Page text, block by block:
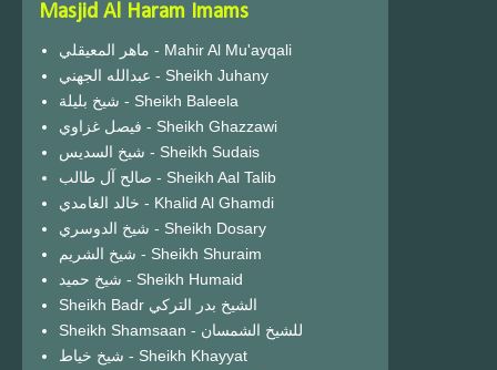
Masjid Al Haram Imams
ماهر المعيقلي - Mahir Al Mu'ayqali
عبدالله الجهني - Sheikh Juhany
شيخ بليلة - Sheikh Baleela
فيصل غزاوي - Sheikh Ghazzawi
شيخ السديس - Sheikh Sudais
صالح آل طالب - Sheikh Aal Talib
خالد الغامدي - Khalid Al Ghamdi
شيخ الدوسري - Sheikh Dosary
شيخ الشريم - Sheikh Shuraim
شيخ حميد - Sheikh Humaid
Sheikh Badr الشيخ بدر التركي
Sheikh Shamsaan - للشيخ الشمسان
شيخ خياط - Sheikh Khayyat